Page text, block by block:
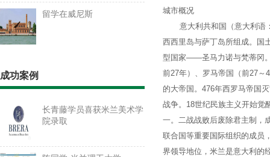
留学在威尼斯
成功案例
长青藤学员喜获米兰美术学
院录取
城市概况
意大利共和国（意大利语：
西西里岛与萨丁岛所组成。国
型国家——圣马力诺与梵蒂冈
前27年）、罗马帝国（前27～
的大帝国。476年西罗马帝国
战争。18世纪民族主义开始觉
一。二战战败后废除君主制，
联合国等重要国际组织的成员
界领导地位，米兰是意大利的